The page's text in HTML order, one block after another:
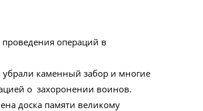
операций в
каменный забор и многие
о захоронении воинов.
доска памяти великому